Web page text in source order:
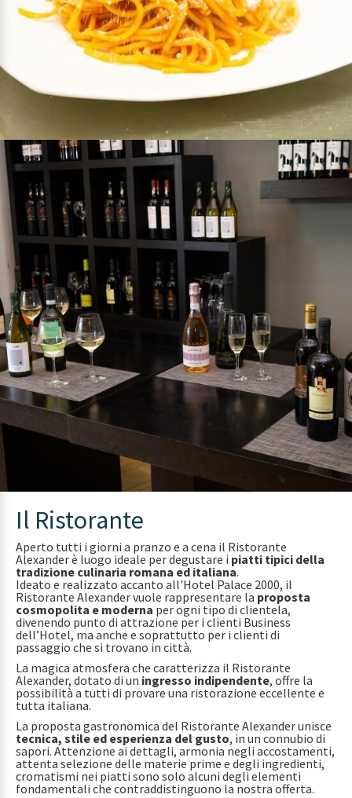
Il Ristorante
Aperto tutti i giorni a pranzo e a cena il Ristorante
Alexander è luogo ideale per degustare i piatti tipici della
tradizione culinaria romana ed italiana.
Ideato e realizzato accanto all'Hotel Palace 2000, il
Ristorante Alexander vuole rappresentare la proposta
cosmopolita e moderna per ogni tipo di clientela,
divenendo punto di attrazione per i clienti Business
dell’Hotel, ma anche e soprattutto per i clienti di
passaggio che si trovano in città.
La magica atmosfera che caratterizza il Ristorante
Alexander, dotato di un ingresso indipendente, offre la
possibilità a tutti di provare una ristorazione eccellente e
tutta italiana.
La proposta gastronomica del Ristorante Alexander unisce
tecnica, stile ed esperienza del gusto, in un connubio di
sapori. Attenzione ai dettagli, armonia negli accostamenti,
attenta selezione delle materie prime e degli ingredienti,
cromatismi nei piatti sono solo alcuni degli elementi
fondamentali che contraddistinguono la nostra offerta.